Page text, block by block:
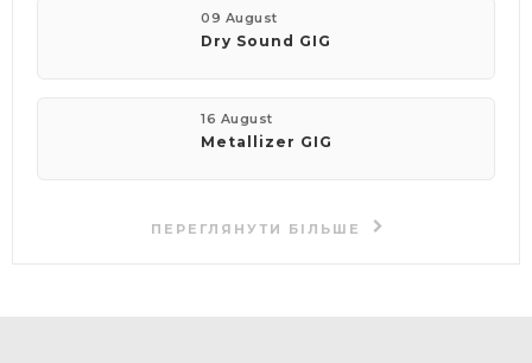
09 August
Dry Sound GIG
16 August
Metallizer GIG
ПЕРЕГЛЯНУТИ БІЛЬШЕ